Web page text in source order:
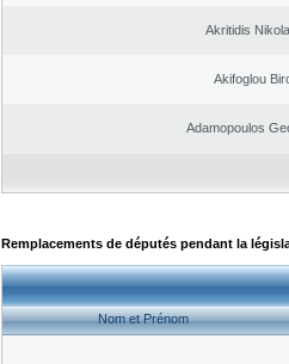
Akritidis
Akifoglou
Adamopoulos
Remplacements de députés pendant la
Nom et Prénom